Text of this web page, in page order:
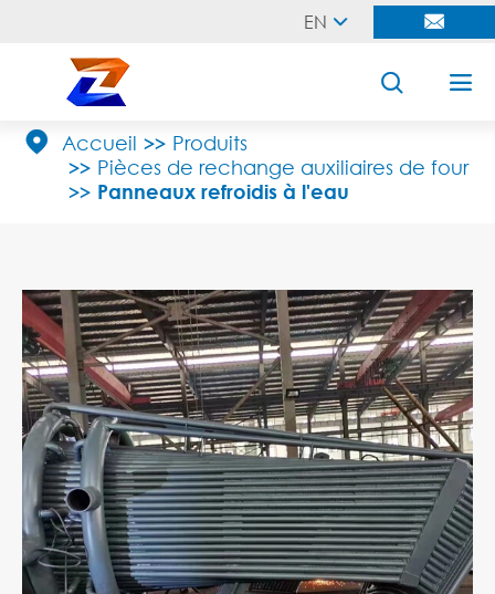
EN  
 
 Accueil
Produits
Pièces de rechange auxiliaires de four
Panneaux refroidis à l'eau